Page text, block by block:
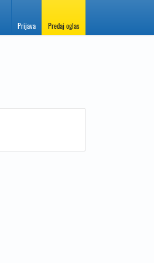
Prijava Predaj oglas